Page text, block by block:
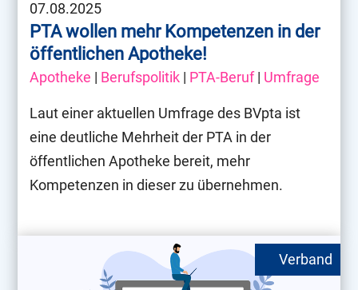
07.08.2025
PTA wollen mehr Kompetenzen in der
öffentlichen Apotheke!
Apotheke | Berufspolitik | PTA-Beruf| Umfrage
Laut einer aktuellen Umfrage des BVpta ist
eine deutliche Mehrheit der PTA in der
öffentlichen Apotheke bereit, mehr
Kompetenzen in dieser zu übernehmen.